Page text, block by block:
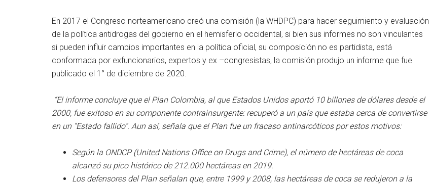
En 2017 el Congreso norteamericano creó una comisión (la WHDPC) para hacer seguimiento y evaluación
de la política antidrogas del gobierno en el hemisferio occidental, si bien sus informes no son vinculantes
si pueden influir cambios importantes en la política oficial, su composición no es partidista, está
conformada por exfuncionarios, expertos y ex –congresistas, la comisión produjo un informe que fue
publicado el 1° de diciembre de 2020.
“El informe concluye que el Plan Colombia, al que Estados Unidos aportó 10 billones de dólares desde el
2000, fue exitoso en su componente contrainsurgente: recuperó a un país que estaba cerca de convertirse
en un “Estado fallido”. Aun así, señala que el Plan fue un fracaso antinarcóticos por estos motivos:
Según la ONDCP (United Nations Office on Drugs and Crime), el número de hectáreas de coca
alcanzó su pico histórico de 212.000 hectáreas en 2019.
Los defensores del Plan señalan que, entre 1999 y 2008, las hectáreas de coca se redujeron a la